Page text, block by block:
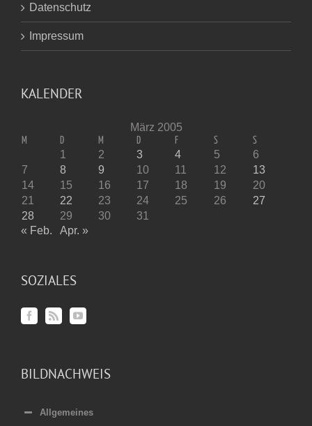
Datenschutz
Impressum
KALENDER
März 2005
M D M D F S S
1 2 3 4 5
6
7
8 9 10 11 12
13
14
15 16 17 18 19
20
21
22 23 24 25 26
27
28
29 30
31
« Feb.
Apr. »
SOZIALES
BILDNACHWEIS
Allgemeines